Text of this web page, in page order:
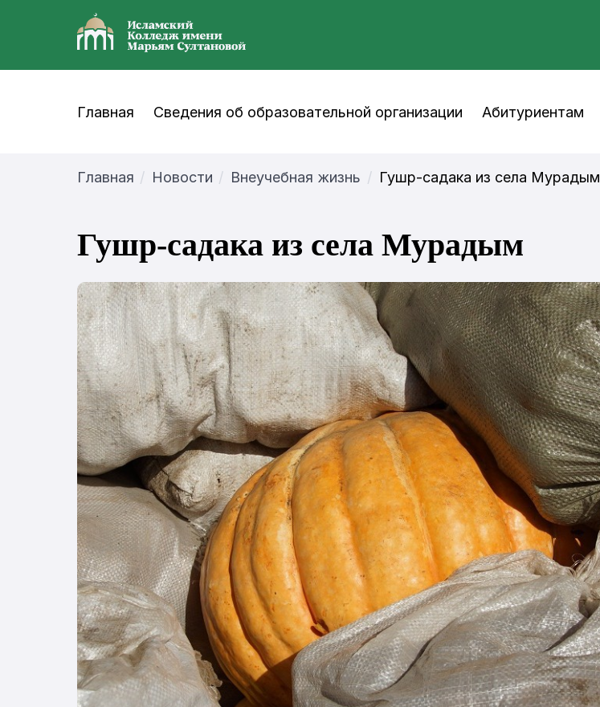
Главная Сведения об образовательной организации Абитуриентам
Главная Новости Внеучебная жизнь Гушр-садака из села Мурадым
Гушр-садака из села Мурадым